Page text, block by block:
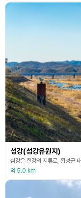
섬강(섬강유원지)
약 5.0 km